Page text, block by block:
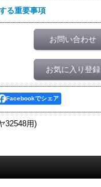
る重要事項
お問い合わせ
お気に入り登録
Facebookでシェア
32548用)